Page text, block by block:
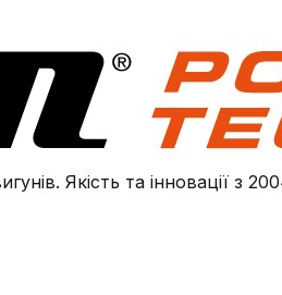
Якість та інновації з